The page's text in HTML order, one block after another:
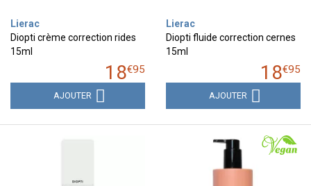
Lierac
Diopti crème correction rides
15ml
18€95
AJOUTER
Lierac
Diopti fluide correction cernes
15ml
18€95
AJOUTER